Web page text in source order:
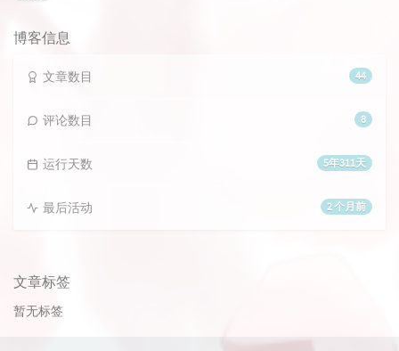
博客信息
44
文章数目
8
评论数目
5年311天
运行天数
2 个月前
最后活动
文章标签
暂无标签